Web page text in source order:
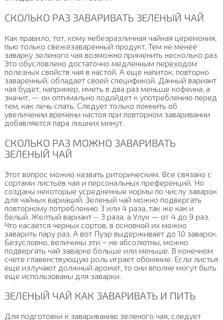
СКОЛЬКО РАЗ ЗАВАРИВАТЬ ЗЕЛЕНЫЙ ЧАЙ
Как правило, тот, кому небезразличная чайная церемония,
пью только свежезаваренный продукт. Тем не менее
заварку зеленого чая возможно применить несколько раз.
Это обусловлено достаточно медленным переходом
полезных свойств чая в настой. А еще напиток, повторно
заваренный, обладает своей спецификой. Данный вариант
чая будет, например, иметь в два раз меньше кофеина, а
значит, — он оптимально подойдет к употреблению перед
тем, как лечь спать. Следует только помнить об
увеличении времени настоя при повторном заваривании
добавляется пара лишних минут.
СКОЛЬКО РАЗ МОЖНО ЗАВАРИВАТЬ
ЗЕЛЕНЫЙ ЧАЙ
Этот вопрос можно назвать риторическим. Все связано с
сортами листьев чая и персональных преференций. Но
созданы некоторые усредненные нормы по числу заварок
для чайных вариаций. Зеленый чай можно подвергать
повторному потреблению 3 или 4 раза, так же как и
белый. Желтый вариант – 3 раза, а Улун — от 4 до 9 раз.
Что касается черных сортов, в основной их можно
заварить пару раз. А вот Пуэр выдерживает до 10 заварок.
Безусловно, величины эти – не абсолютны, можно
подвергать чай заварке больше или меньше. В конечном
счете главенствующую роль играет обоняние. Если листья
еще излучают должный аромат, то они вполне могут быть
еще использованы для заварки.
ЗЕЛЕНЫЙ ЧАЙ КАК ЗАВАРИВАТЬ И ПИТЬ
Для подготовки к завариванию зеленого чая, следует